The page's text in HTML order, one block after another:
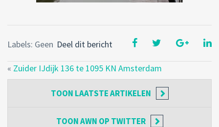
Deel dit bericht
Labels: Geen
« Zuider IJdijk 136 te 1095 KN Amsterdam
TOON LAATSTE ARTIKELEN
TOONAWN OP TWITTER